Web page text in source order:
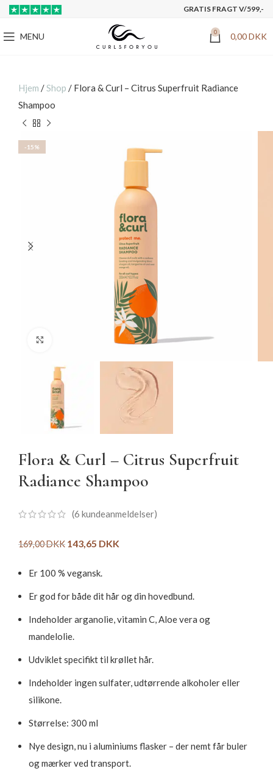
GRATIS FRAGT V/599,-
MENU 0 0,00DKK
Hjem /Shop / Flora & Curl – Citrus Superfruit Radiance
Shampoo
-15%
Click to enlarge
Flora & Curl – Citrus Superfruit
Radiance Shampoo
(6 kundeanmeldelser)
169,00DKK 143,65 DKK
Er 100 % vegansk.
Er god for både dit hår og din hovedbund.
Indeholder arganolie, vitamin C, Aloe vera og
mandelolie.
Udviklet specifikt til krøllet hår.
Indeholder ingen sulfater, udtørrende alkoholer eller
silikone.
Størrelse: 300 ml
Nye design, nu i aluminiums flasker – der nemt får buler
og mærker ved transport.